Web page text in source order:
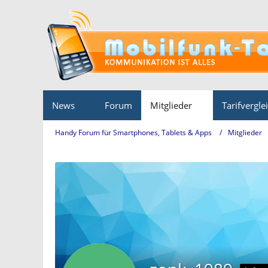
News Forum Mitglieder
Handy Forum für Smartphones, Tablets & Apps Mitglieder